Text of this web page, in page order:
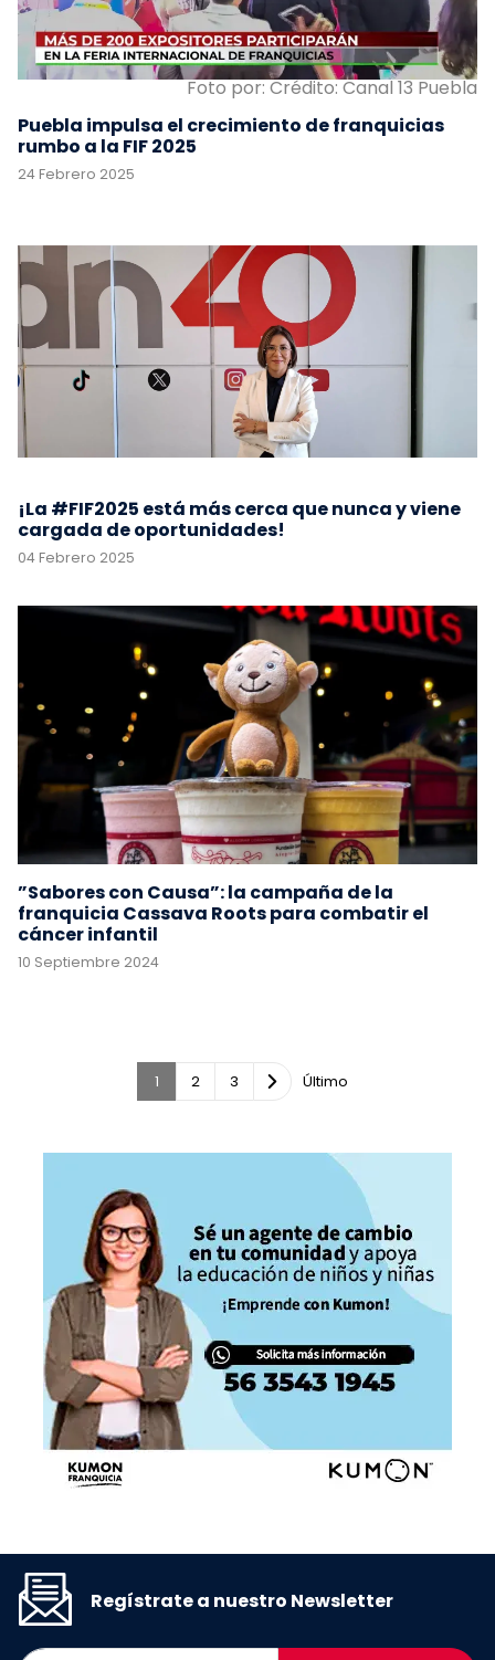
Foto por: Crédito: Canal 13 Puebla
Puebla impulsa el crecimiento de franquicias
rumbo a la FIF 2025
24 Febrero 2025
¡La #FIF2025 está más cerca que nunca y viene
cargada de oportunidades!
04 Febrero 2025
”Sabores con Causa”: la campaña de la
franquicia Cassava Roots para combatir el
cáncer infantil
10 Septiembre 2024
1 2 3 Último
Regístrate a nuestro Newsletter